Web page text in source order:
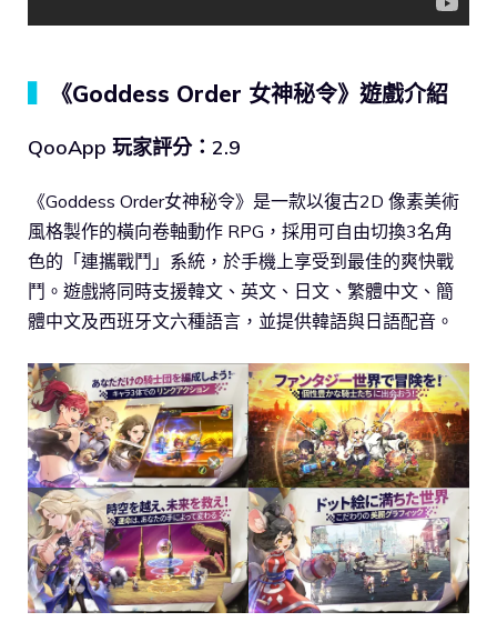
《Goddess Order 女神秘令》遊戲介紹
QooApp 玩家評分：2.9
《Goddess Order女神秘令》是一款以復古2D 像素美術
風格製作的橫向卷軸動作 RPG，採用可自由切換3名角
色的「連攜戰鬥」系統，於手機上享受到最佳的爽快戰
鬥。遊戲將同時支援韓文、英文、日文、繁體中文、簡
體中文及西班牙文六種語言，並提供韓語與日語配音。